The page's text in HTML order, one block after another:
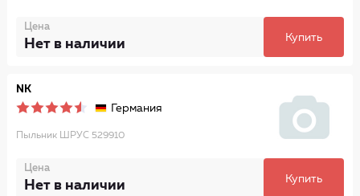
Цена
Нет в наличии Купить
NK
Германия
Пыльник ШРУС 529910
Цена
Нет в наличии Купить